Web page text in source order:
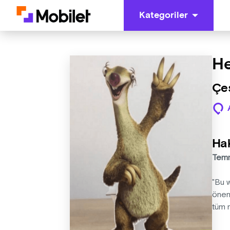
Kategoriler
"Bu
tüm